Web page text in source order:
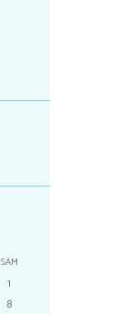
SAM
1
8